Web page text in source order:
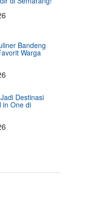
Bandeng
Warga
Destinasi
in One di